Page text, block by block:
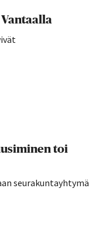
toi
seurakuntayhtymä